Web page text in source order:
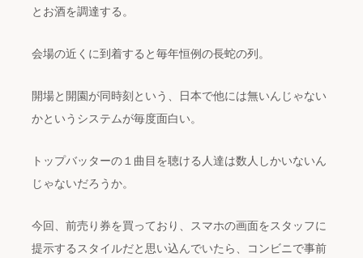
とお酒を調達する。
会場の近くに到着すると毎年恒例の長蛇の列。
開場と開園が同時刻という、日本で他には無いんじゃない
かというシステムが毎度面白い。
トップバッターの１曲目を聴ける人達は数人しかいないん
じゃないだろうか。
今回、前売り券を買っており、スマホの画面をスタッフに
提示するスタイルだと思い込んでいたら、コンビニで事前